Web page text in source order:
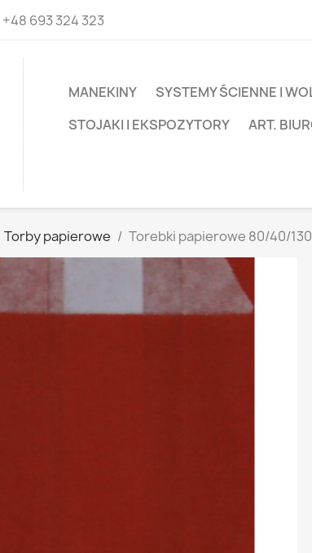
+48 693 324 323
MANEKINY SYSTEMY ŚCIENNE I
STOJAKI I EKSPOZYTORY
ART.
Torby papierowe Torebki papierowe 80/40/